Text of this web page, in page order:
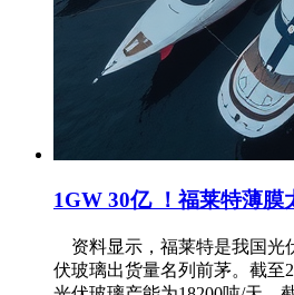
1GW 30亿 ！福莱特薄膜
资料显示，福莱特是我国光
伏玻璃出货量名列前茅。截至